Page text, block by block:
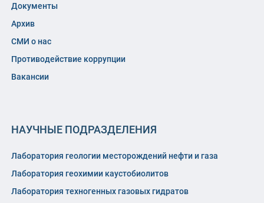
Документы
Архив
СМИ о нас
Противодействие коррупции
Вакансии
НАУЧНЫЕ ПОДРАЗДЕЛЕНИЯ
Лаборатория геологии месторождений нефти и газа
Лаборатория геохимии каустобиолитов
Лаборатория техногенных газовых гидратов